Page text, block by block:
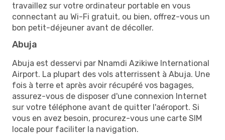
travaillez sur votre ordinateur portable en vous
connectant au Wi-Fi gratuit, ou bien, offrez-vous un
bon petit-déjeuner avant de décoller.
Abuja
Abuja est desservi par Nnamdi Azikiwe International
Airport. La plupart des vols atterrissent à Abuja. Une
fois à terre et après avoir récupéré vos bagages,
assurez-vous de disposer d'une connexion Internet
sur votre téléphone avant de quitter l'aéroport. Si
vous en avez besoin, procurez-vous une carte SIM
locale pour faciliter la navigation.